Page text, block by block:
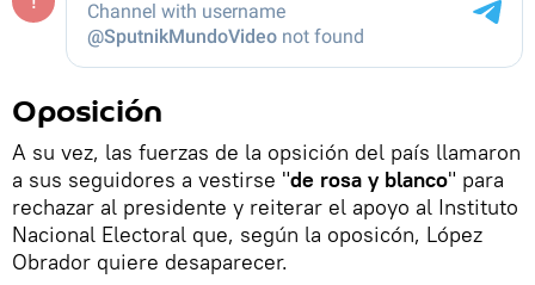
Oposición
A su vez, las fuerzas de la opsición del país llamaron
a sus seguidores a vestirse "de rosa y blanco" para
rechazar al presidente y reiterar el apoyo al Instituto
Nacional Electoral que, según la oposicón, López
Obrador quiere desaparecer.